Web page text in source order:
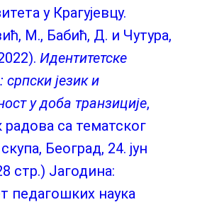
у Крагујевцу.
М., Бабић, Д. и Чутура,
Идентитетске
језик и
у доба транзиције,
радова са тематског
Београд, 24. јун
стр.) Јагодина:
педагошких наука